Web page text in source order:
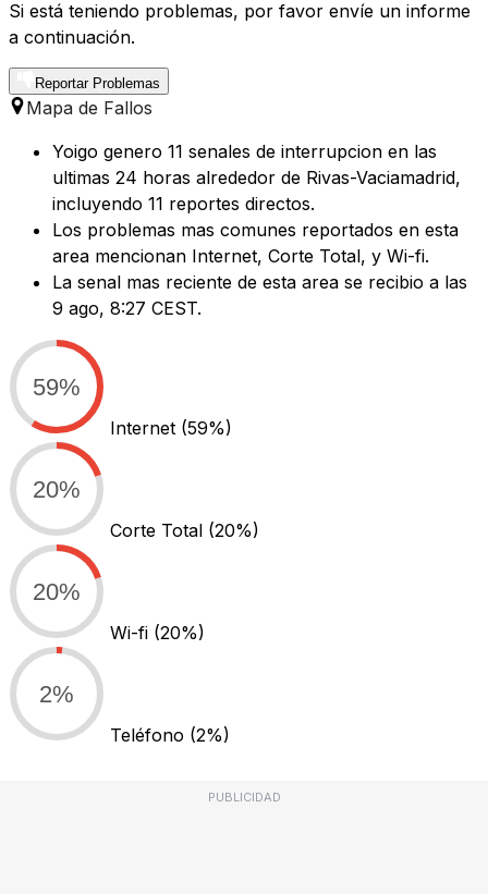
Si está teniendo problemas, por favor envíe un informe
a continuación.
Reportar Problemas
Mapa de Fallos
Yoigo genero 11 senales de interrupcion en las
ultimas 24 horas alrededor de Rivas-Vaciamadrid,
incluyendo 11 reportes directos.
Los problemas mas comunes reportados en esta
area mencionan Internet, Corte Total, y Wi-fi.
La senal mas reciente de esta area se recibio a las
9 ago, 8:27 CEST.
59%
Internet (59%)
20%
Corte Total (20%)
20%
Wi-fi (20%)
2%
Teléfono (2%)
PUBLICIDAD